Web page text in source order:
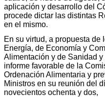
aplicación y desarrollo del
procede dictar las distintas
en el mismo.
En su virtud, a propuesta de
Energía, de Economía y
Alimentación y de Sanidad
informe favorable de la
Ordenación Alimentaria y
Ministros en su reunión del
novecientos ochenta y dos,